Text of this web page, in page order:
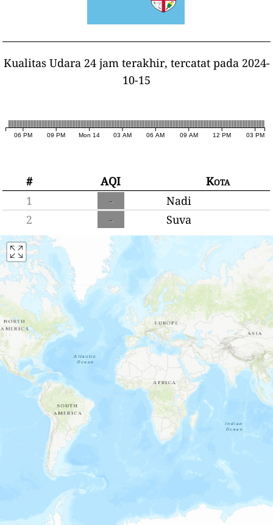
Kualitas Udara 24 jam terakhir, tercatat pada 2024-
10-15
06 PM 09 PM Mon 14 03 AM 06 AM 09 AM 12 PM 03 PM
# AQI
Kota
1
-
Nadi
2
- Suva